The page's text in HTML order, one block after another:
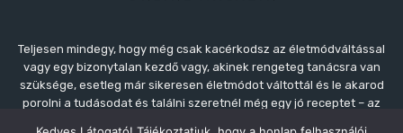
Teljesen mindegy, hogy még csak kacérkodsz az életmódváltással
vagy egy bizonytalan kezdő vagy, akinek rengeteg tanácsra van
szüksége, esetleg már sikeresen életmódot váltottál és le akarod
porolni a tudásodat és találni szeretnél még egy jó receptet – az